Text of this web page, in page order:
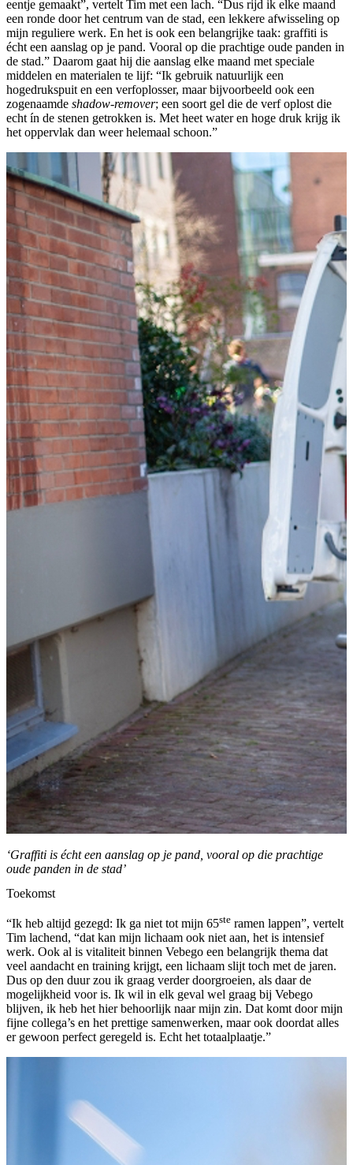
eentje gemaakt”, vertelt Tim met een lach. “Dus rijd ik elke maand
een ronde door het centrum van de stad, een lekkere afwisseling op
mijn reguliere werk. En het is ook een belangrijke taak: graffiti is
écht een aanslag op je pand. Vooral op die prachtige oude panden in
de stad.” Daarom gaat hij die aanslag elke maand met speciale
middelen en materialen te lijf: “Ik gebruik natuurlijk een
hogedrukspuit en een verfoplosser, maar bijvoorbeeld ook een
zogenaamde shadow-remover; een soort gel die de verf oplost die
echt ín de stenen getrokken is. Met heet water en hoge druk krijg ik
het oppervlak dan weer helemaal schoon.”
‘Graffiti is écht een aanslag op je pand, vooral op die prachtige
oude panden in de stad’
Toekomst
“Ik heb altijd gezegd: Ik ga niet tot mijn 65ste ramen lappen”, vertelt
Tim lachend, “dat kan mijn lichaam ook niet aan, het is intensief
werk. Ook al is vitaliteit binnen Vebego een belangrijk thema dat
veel aandacht en training krijgt, een lichaam slijt toch met de jaren.
Dus op den duur zou ik graag verder doorgroeien, als daar de
mogelijkheid voor is. Ik wil in elk geval wel graag bij Vebego
blijven, ik heb het hier behoorlijk naar mijn zin. Dat komt door mijn
fijne collega’s en het prettige samenwerken, maar ook doordat alles
er gewoon perfect geregeld is. Echt het totaalplaatje.”